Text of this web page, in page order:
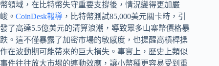
幣領域，在比特幣失守重要支撐後，情況變得更加嚴
峻。 CoinDesk報導 ，比特幣測試85,000美元關卡時，引
發了高達5.5億美元的清算浪潮，導致眾多山寨幣價格暴
跌。這不僅暴露了加密市場的敏感度，也提醒高槓桿操
作在波動期可能帶來的巨大損失。事實上，歷史上類似
事件往往放大市場的連動效應，讓小幣種更容易受到重